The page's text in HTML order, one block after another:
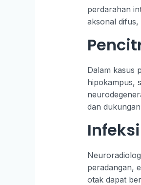
perdarahan
aksonal
Dalam kasus
hipokampus,
dan
peradangan,
otak dapat